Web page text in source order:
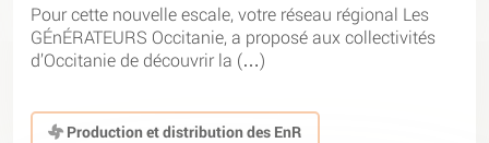
Pour cette nouvelle escale, votre réseau régional Les
GÉnÉRATEURS Occitanie, a proposé aux collectivités
d’Occitanie de découvrir la (…)
Production et distribution des EnR